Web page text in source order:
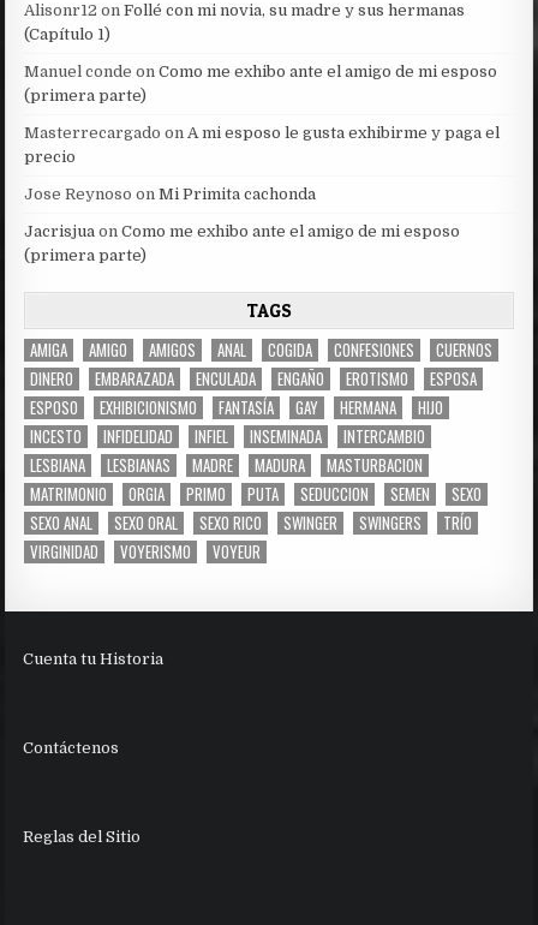
Alisonr12 onFollé con mi novia, su madre y sus hermanas
(Capítulo 1)
Manuel conde onComo me exhibo ante el amigo de mi esposo
(primera parte)
Masterrecargado onA mi esposo le gusta exhibirme y paga el
precio
Jose Reynoso onMi Primita cachonda
Jacrisjua onComo me exhibo ante el amigo de mi esposo
(primera parte)
TAGS
AMIGA AMIGO AMIGOS ANAL COGIDA CONFESIONES
CUERNOS
DINERO
EMBARAZADA ENCULADA ENGAÑO EROTISMO
ESPOSA
ESPOSO
EXHIBICIONISMO FANTASÍA GAY HERMANA
HIJO
INCESTO
INFIDELIDAD INFIEL INSEMINADA
INTERCAMBIO
LESBIANA
LESBIANAS MADRE MADURA
MASTURBACION
MATRIMONIO
ORGIA PRIMO PUTA SEDUCCION SEMEN
SEXO
SEXO ANAL
SEXO ORAL SEXO RICO SWINGER SWINGERS
TRÍO
VIRGINIDAD
VOYERISMO VOYEUR
Cuenta tu Historia
Contáctenos
Reglas del Sitio